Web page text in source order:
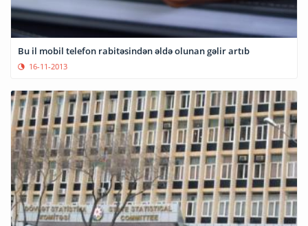
Bu il mobil telefon rabitəsindən əldə olunan gəlir artıb
16-11-2013